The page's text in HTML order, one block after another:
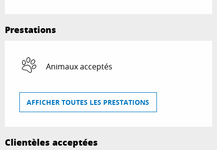
Prestations
Animaux acceptés
AFFICHER TOUTES LES PRESTATIONS
Clientèles acceptées